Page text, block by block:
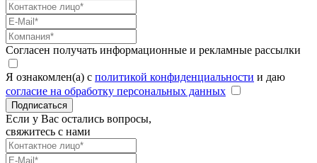
Согласен получать информационные и рекламные рассылки
Я ознакомлен(а) с политикой конфиденциальности и даю
согласие на обработку персональных данных
Подписаться
Если у Вас остались вопросы,
свяжитесь с нами